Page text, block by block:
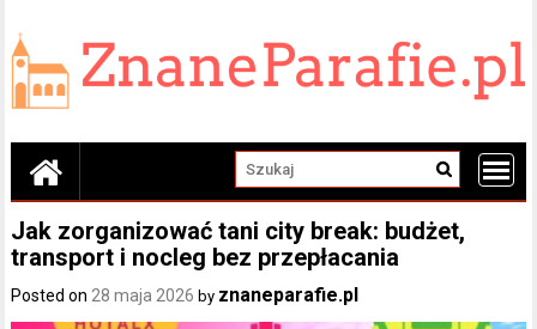
content
Jak zorganizować tani city break: budżet,
transport i nocleg bez przepłacania
Posted on 28 maja 2026 by znaneparafie.pl